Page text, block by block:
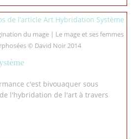
du mage | Le mage et ses femmes
© David Noir 2014
c'est bivouaquer sous
l'hybridation de l'art à travers